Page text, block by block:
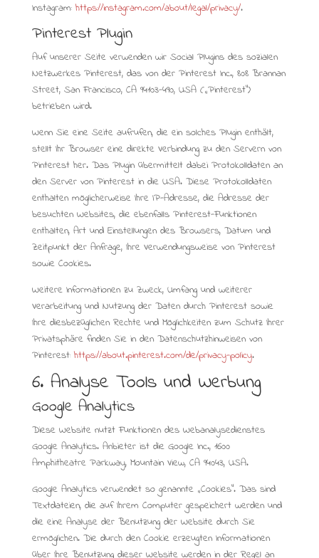
Instagram: https://instagram.com/about/legal/privacy/.
Pinterest Plugin
Auf unserer Seite verwenden wir Social Plugins des sozialen
Netzwerkes Pinterest, das von der Pinterest Inc., 808 Brannan
Street, San Francisco, CA 94103-490, USA („Pinterest“)
betrieben wird.
Wenn Sie eine Seite aufrufen, die ein solches Plugin enthält,
stellt Ihr Browser eine direkte Verbindung zu den Servern von
Pinterest her. Das Plugin übermittelt dabei Protokolldaten an
den Server von Pinterest in die USA. Diese Protokolldaten
enthalten möglicherweise Ihre IP-Adresse, die Adresse der
besuchten Websites, die ebenfalls Pinterest-Funktionen
enthalten, Art und Einstellungen des Browsers, Datum und
Zeitpunkt der Anfrage, Ihre Verwendungsweise von Pinterest
sowie Cookies.
Weitere Informationen zu Zweck, Umfang und weiterer
Verarbeitung und Nutzung der Daten durch Pinterest sowie
Ihre diesbezüglichen Rechte und Möglichkeiten zum Schutz Ihrer
Privatsphäre finden Sie in den Datenschutzhinweisen von
Pinterest: https://about.pinterest.com/de/privacy-policy.
6. Analyse Tools und Werbung
Google Analytics
Diese Website nutzt Funktionen des Webanalysedienstes
Google Analytics. Anbieter ist die Google Inc., 1600
Amphitheatre Parkway, Mountain View, CA 94043, USA.
Google Analytics verwendet so genannte „Cookies“. Das sind
Textdateien, die auf Ihrem Computer gespeichert werden und
die eine Analyse der Benutzung der Website durch Sie
ermöglichen. Die durch den Cookie erzeugten Informationen
über Ihre Benutzung dieser Website werden in der Regel an